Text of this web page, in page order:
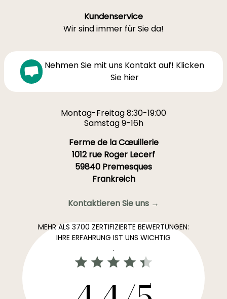
Kundenservice
Wir sind immer für Sie da!
Nehmen Sie mit uns Kontakt auf! Klicken
Sie hier
Montag-Freitag 8:30-19:00
Samstag 9-16h
Ferme de la Cœuillerie
1012 rue Roger Lecerf
59840 Premesques
Frankreich
Kontaktieren Sie uns →
MEHR ALS 3700 ZERTIFIZIERTE BEWERTUNGEN:
IHRE ERFAHRUNG IST UNS WICHTIG
.